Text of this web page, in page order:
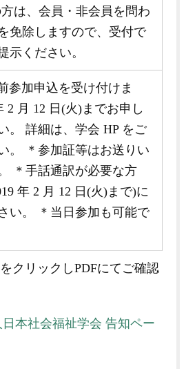
は、会員・非会員を問わ
免除しますので、受付で
示ください。
参加申込を受け付けま
2 月 12 日(火)までお申し
。 詳細は、学会 HP をご
。 ＊参加証等はお送りい
＊手話通訳が必要な方
年 2 月 12 日(火)まで)に
い。 ＊当日参加も可能で
クリックしPDFにてご確認
本社会福祉学会 告知ペー